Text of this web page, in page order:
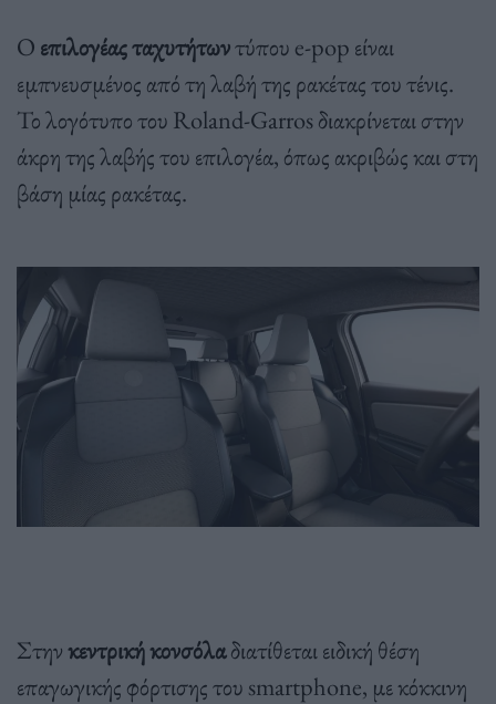
Ο επιλογέας ταχυτήτωντύπου e-pop είναι
εμπνευσμένος από τη λαβή της ρακέτας του τένις.
Το λογότυπο του Roland-Garros διακρίνεται στην
άκρη της λαβής του επιλογέα, όπως ακριβώς και στη
βάση μίας ρακέτας.
Στηνκεντρική κονσόλαδιατίθεται ειδική θέση
επαγωγικής φόρτισης του smartphone, με κόκκινη